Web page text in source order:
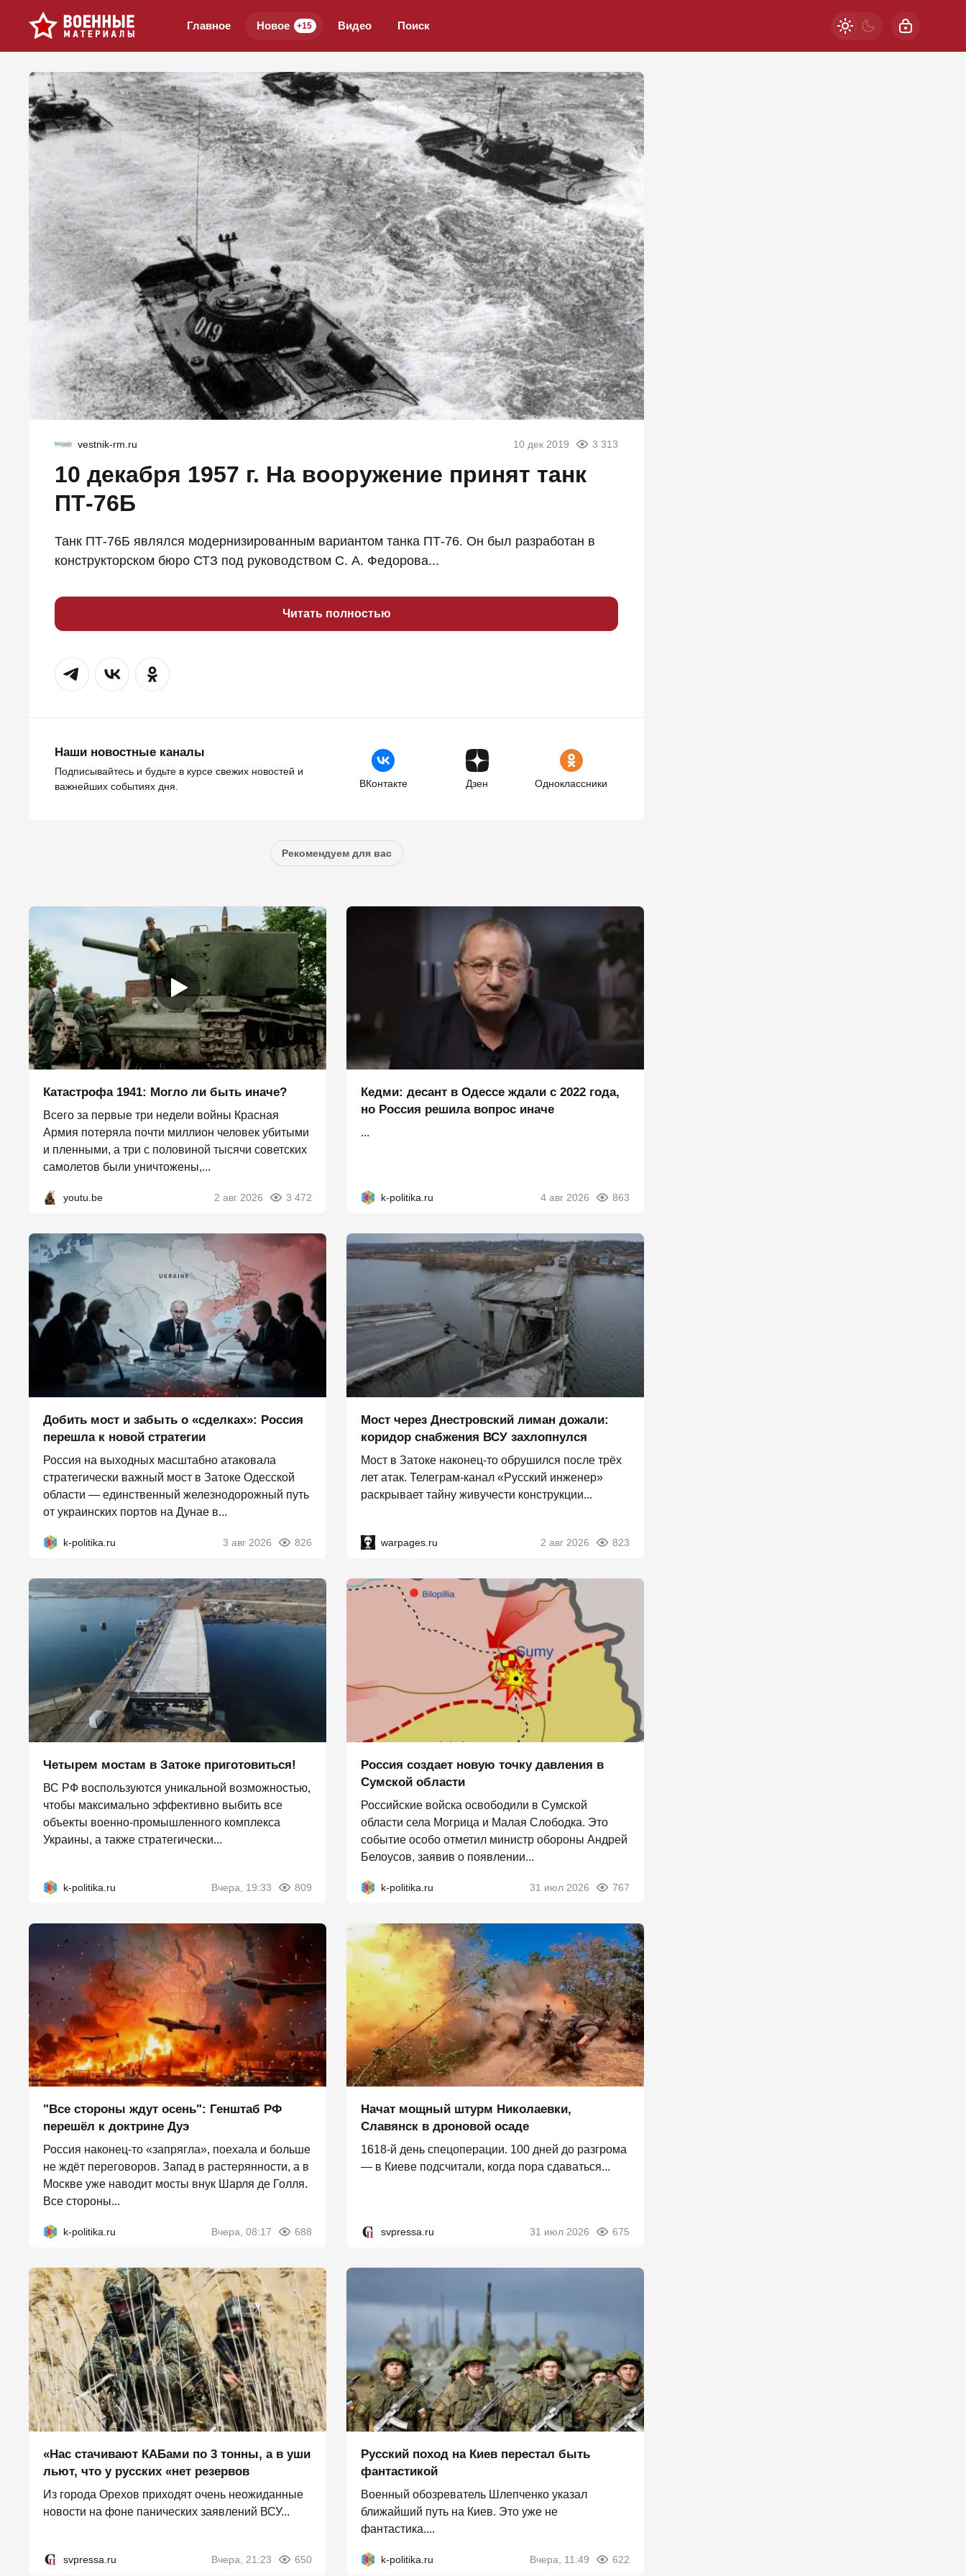
Главное Новое +15 Видео Поиск
vestnik-rm.ru 10 дек 2019 3 313
10 декабря 1957 г. На вооружение принят танк
ПТ-76Б
Танк ПТ-76Б являлся модернизированным вариантом танка ПТ-76. Он был разработан в
конструкторском бюро СТЗ под руководством С. А. Федорова...
Читать полностью
Наши новостные каналы
Подписывайтесь и будьте в курсе свежих новостей и
важнейших событиях дня.
ВКонтакте Дзен Одноклассники
Рекомендуем для вас
Катастрофа 1941: Могло ли быть иначе?
Всего за первые три недели войны Красная
Армия потеряла почти миллион человек убитыми
и пленными, а три с половиной тысячи советских
самолетов были уничтожены,...
youtu.be 2 авг 2026 3 472
Кедми: десант в Одессе ждали с 2022 года,
но Россия решила вопрос иначе
...
k-politika.ru 4 авг 2026 863
Добить мост и забыть о «сделках»: Россия
перешла к новой стратегии
Россия на выходных масштабно атаковала
стратегически важный мост в Затоке Одесской
области — единственный железнодорожный путь
от украинских портов на Дунае в...
k-politika.ru 3 авг 2026 826
Мост через Днестровский лиман дожали:
коридор снабжения ВСУ захлопнулся
Мост в Затоке наконец-то обрушился после трёх
лет атак. Телеграм-канал «Русский инженер»
раскрывает тайну живучести конструкции...
warpages.ru 2 авг 2026 823
Четырем мостам в Затоке приготовиться!
ВС РФ воспользуются уникальной возможностью,
чтобы максимально эффективно выбить все
объекты военно-промышленного комплекса
Украины, а также стратегически...
k-politika.ru Вчера, 19:33 809
Россия создает новую точку давления в
Сумской области
Российские войска освободили в Сумской
области села Могрица и Малая Слободка. Это
событие особо отметил министр обороны Андрей
Белоусов, заявив о появлении...
k-politika.ru 31 июл 2026 767
"Все стороны ждут осень": Генштаб РФ
перешёл к доктрине Дуэ
Россия наконец-то «запрягла», поехала и больше
не ждёт переговоров. Запад в растерянности, а в
Москве уже наводит мосты внук Шарля де Голля.
Все стороны...
k-politika.ru Вчера, 08:17 688
Начат мощный штурм Николаевки,
Славянск в дроновой осаде
1618-й день спецоперации. 100 дней до разгрома
— в Киеве подсчитали, когда пора сдаваться...
svpressa.ru 31 июл 2026 675
«Нас стачивают КАБами по 3 тонны, а в уши
льют, что у русских «нет резервов
Из города Орехов приходят очень неожиданные
новости на фоне панических заявлений ВСУ...
svpressa.ru Вчера, 21:23 650
Русский поход на Киев перестал быть
фантастикой
Военный обозреватель Шлепченко указал
ближайший путь на Киев. Это уже не
фантастика....
k-politika.ru Вчера, 11:49 622